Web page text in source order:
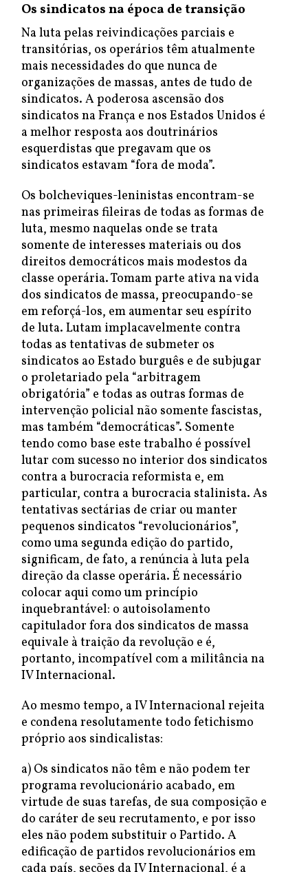
Os sindicatos na época de transição
Na luta pelas reivindicações parciais e
transitórias, os operários têm atualmente
mais necessidades do que nunca de
organizações de massas, antes de tudo de
sindicatos. A poderosa ascensão dos
sindicatos na França e nos Estados Unidos é
a melhor resposta aos doutrinários
esquerdistas que pregavam que os
sindicatos estavam “fora de moda”.
Os bolcheviques-leninistas encontram-se
nas primeiras fileiras de todas as formas de
luta, mesmo naquelas onde se trata
somente de interesses materiais ou dos
direitos democráticos mais modestos da
classe operária. Tomam parte ativa na vida
dos sindicatos de massa, preocupando-se
em reforçá-los, em aumentar seu espírito
de luta. Lutam implacavelmente contra
todas as tentativas de submeter os
sindicatos ao Estado burguês e de subjugar
o proletariado pela “arbitragem
obrigatória” e todas as outras formas de
intervenção policial não somente fascistas,
mas também “democráticas”. Somente
tendo como base este trabalho é possível
lutar com sucesso no interior dos sindicatos
contra a burocracia reformista e, em
particular, contra a burocracia stalinista. As
tentativas sectárias de criar ou manter
pequenos sindicatos “revolucionários”,
como uma segunda edição do partido,
significam, de fato, a renúncia à luta pela
direção da classe operária. É necessário
colocar aqui como um princípio
inquebrantável: o autoisolamento
capitulador fora dos sindicatos de massa
equivale à traição da revolução e é,
portanto, incompatível com a militância na
IV Internacional.
Ao mesmo tempo, a IV Internacional rejeita
e condena resolutamente todo fetichismo
próprio aos sindicalistas:
a) Os sindicatos não têm e não podem ter
programa revolucionário acabado, em
virtude de suas tarefas, de sua composição e
do caráter de seu recrutamento, e por isso
eles não podem substituir o Partido. A
edificação de partidos revolucionários em